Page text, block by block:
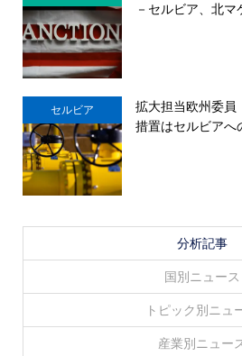
－セルビア、北マ
セルビア
拡大担当欧州委員
措置はセルビアへ
分析記事
国別ニュース
トピック別ニュ
産業別ニュー